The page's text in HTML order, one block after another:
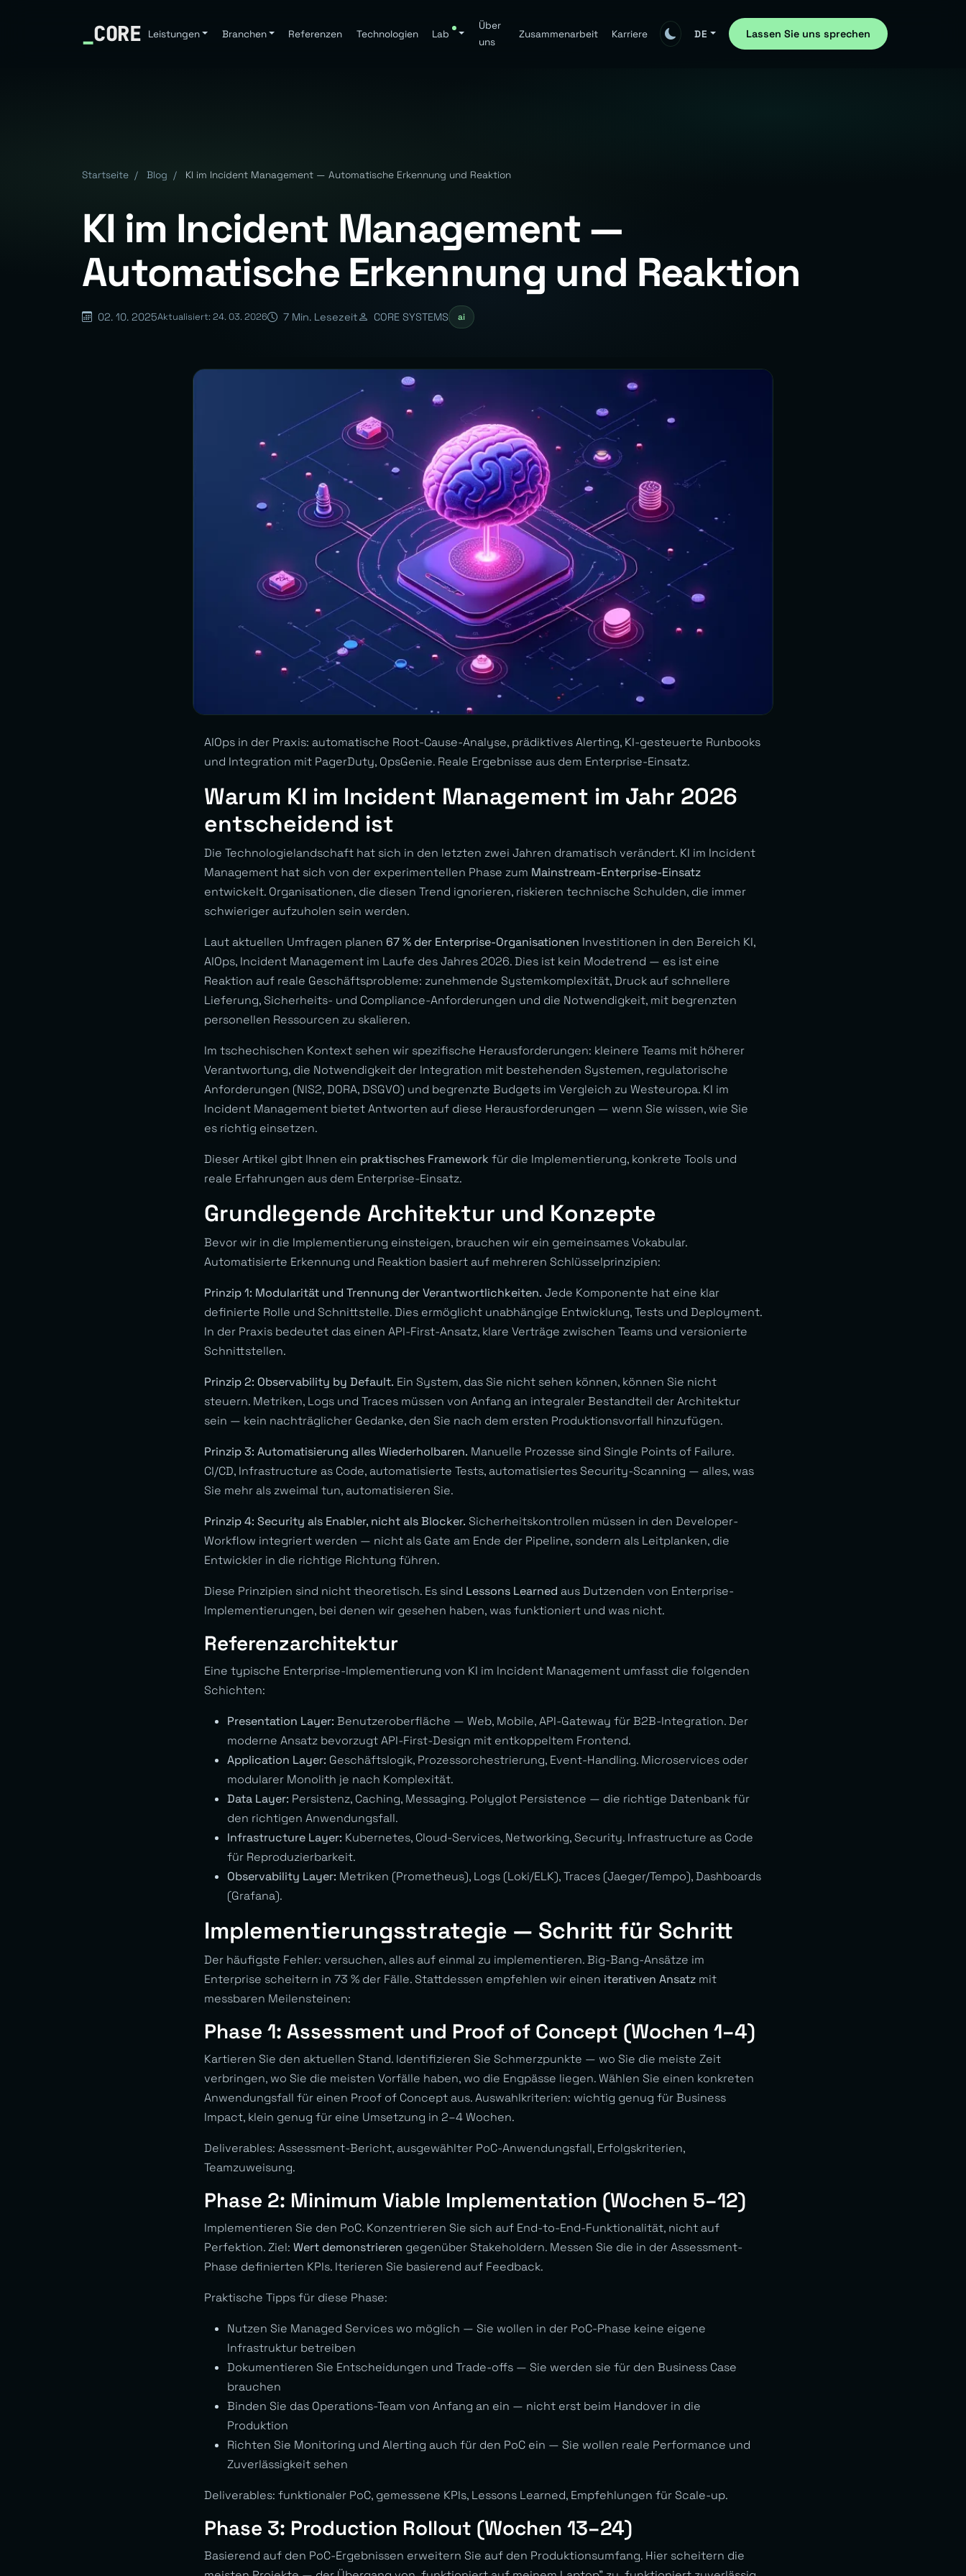
_CORE Leistungen Branchen Referenzen Technologien Lab
Über
uns
Zusammenarbeit Karriere DE Lassen Sie uns sprechen
Startseite / Blog / KI im Incident Management — Automatische Erkennung und Reaktion
KI im Incident Management —
Automatische Erkennung und Reaktion
02. 10. 2025Aktualisiert: 24. 03. 2026 7 Min. Lesezeit CORE SYSTEMS ai
AIOps in der Praxis: automatische Root-Cause-Analyse, prädiktives Alerting, KI-gesteuerte Runbooks
und Integration mit PagerDuty, OpsGenie. Reale Ergebnisse aus dem Enterprise-Einsatz.
Warum KI im Incident Management im Jahr 2026
entscheidend ist
Die Technologielandschaft hat sich in den letzten zwei Jahren dramatisch verändert. KI im Incident
Management hat sich von der experimentellen Phase zum Mainstream-Enterprise-Einsatz
entwickelt. Organisationen, die diesen Trend ignorieren, riskieren technische Schulden, die immer
schwieriger aufzuholen sein werden.
Laut aktuellen Umfragen planen 67 % der Enterprise-Organisationen Investitionen in den Bereich KI,
AIOps, Incident Management im Laufe des Jahres 2026. Dies ist kein Modetrend — es ist eine
Reaktion auf reale Geschäftsprobleme: zunehmende Systemkomplexität, Druck auf schnellere
Lieferung, Sicherheits- und Compliance-Anforderungen und die Notwendigkeit, mit begrenzten
personellen Ressourcen zu skalieren.
Im tschechischen Kontext sehen wir spezifische Herausforderungen: kleinere Teams mit höherer
Verantwortung, die Notwendigkeit der Integration mit bestehenden Systemen, regulatorische
Anforderungen (NIS2, DORA, DSGVO) und begrenzte Budgets im Vergleich zu Westeuropa. KI im
Incident Management bietet Antworten auf diese Herausforderungen — wenn Sie wissen, wie Sie
es richtig einsetzen.
Dieser Artikel gibt Ihnen ein praktisches Framework für die Implementierung, konkrete Tools und
reale Erfahrungen aus dem Enterprise-Einsatz.
Grundlegende Architektur und Konzepte
Bevor wir in die Implementierung einsteigen, brauchen wir ein gemeinsames Vokabular.
Automatisierte Erkennung und Reaktion basiert auf mehreren Schlüsselprinzipien:
Prinzip 1: Modularität und Trennung der Verantwortlichkeiten. Jede Komponente hat eine klar
definierte Rolle und Schnittstelle. Dies ermöglicht unabhängige Entwicklung, Tests und Deployment.
In der Praxis bedeutet das einen API-First-Ansatz, klare Verträge zwischen Teams und versionierte
Schnittstellen.
Prinzip 2: Observability by Default. Ein System, das Sie nicht sehen können, können Sie nicht
steuern. Metriken, Logs und Traces müssen von Anfang an integraler Bestandteil der Architektur
sein — kein nachträglicher Gedanke, den Sie nach dem ersten Produktionsvorfall hinzufügen.
Prinzip 3: Automatisierung alles Wiederholbaren. Manuelle Prozesse sind Single Points of Failure.
CI/CD, Infrastructure as Code, automatisierte Tests, automatisiertes Security-Scanning — alles, was
Sie mehr als zweimal tun, automatisieren Sie.
Prinzip 4: Security als Enabler, nicht als Blocker. Sicherheitskontrollen müssen in den Developer-
Workflow integriert werden — nicht als Gate am Ende der Pipeline, sondern als Leitplanken, die
Entwickler in die richtige Richtung führen.
Diese Prinzipien sind nicht theoretisch. Es sind Lessons Learned aus Dutzenden von Enterprise-
Implementierungen, bei denen wir gesehen haben, was funktioniert und was nicht.
Referenzarchitektur
Eine typische Enterprise-Implementierung von KI im Incident Management umfasst die folgenden
Schichten:
Presentation Layer: Benutzeroberfläche — Web, Mobile, API-Gateway für B2B-Integration. Der
moderne Ansatz bevorzugt API-First-Design mit entkoppeltem Frontend.
Application Layer: Geschäftslogik, Prozessorchestrierung, Event-Handling. Microservices oder
modularer Monolith je nach Komplexität.
Data Layer: Persistenz, Caching, Messaging. Polyglot Persistence — die richtige Datenbank für
den richtigen Anwendungsfall.
Infrastructure Layer: Kubernetes, Cloud-Services, Networking, Security. Infrastructure as Code
für Reproduzierbarkeit.
Observability Layer: Metriken (Prometheus), Logs (Loki/ELK), Traces (Jaeger/Tempo), Dashboards
(Grafana).
Implementierungsstrategie — Schritt für Schritt
Der häufigste Fehler: versuchen, alles auf einmal zu implementieren. Big-Bang-Ansätze im
Enterprise scheitern in 73 % der Fälle. Stattdessen empfehlen wir einen iterativen Ansatz mit
messbaren Meilensteinen:
Phase 1: Assessment und Proof of Concept (Wochen 1–4)
Kartieren Sie den aktuellen Stand. Identifizieren Sie Schmerzpunkte — wo Sie die meiste Zeit
verbringen, wo Sie die meisten Vorfälle haben, wo die Engpässe liegen. Wählen Sie einen konkreten
Anwendungsfall für einen Proof of Concept aus. Auswahlkriterien: wichtig genug für Business
Impact, klein genug für eine Umsetzung in 2–4 Wochen.
Deliverables: Assessment-Bericht, ausgewählter PoC-Anwendungsfall, Erfolgskriterien,
Teamzuweisung.
Phase 2: Minimum Viable Implementation (Wochen 5–12)
Implementieren Sie den PoC. Konzentrieren Sie sich auf End-to-End-Funktionalität, nicht auf
Perfektion. Ziel: Wert demonstrieren gegenüber Stakeholdern. Messen Sie die in der Assessment-
Phase definierten KPIs. Iterieren Sie basierend auf Feedback.
Praktische Tipps für diese Phase:
Nutzen Sie Managed Services wo möglich — Sie wollen in der PoC-Phase keine eigene
Infrastruktur betreiben
Dokumentieren Sie Entscheidungen und Trade-offs — Sie werden sie für den Business Case
brauchen
Binden Sie das Operations-Team von Anfang an ein — nicht erst beim Handover in die
Produktion
Richten Sie Monitoring und Alerting auch für den PoC ein — Sie wollen reale Performance und
Zuverlässigkeit sehen
Deliverables: funktionaler PoC, gemessene KPIs, Lessons Learned, Empfehlungen für Scale-up.
Phase 3: Production Rollout (Wochen 13–24)
Basierend auf den PoC-Ergebnissen erweitern Sie auf den Produktionsumfang. Hier scheitern die